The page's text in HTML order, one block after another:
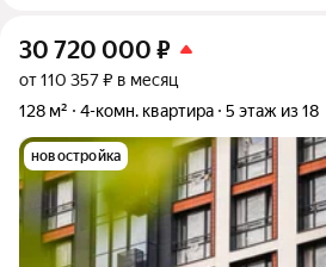
30 720 000 ₽
от 110 357 ₽ в месяц
128 м²
4-комн. квартира 5 этаж из 18
новостройка